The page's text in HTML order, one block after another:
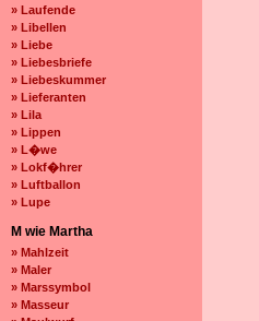
» Laufende
» Libellen
» Liebe
» Liebesbriefe
» Liebeskummer
» Lieferanten
» Lila
» Lippen
» L�we
» Lokf�hrer
» Luftballon
» Lupe
M wie Martha
» Mahlzeit
» Maler
» Marssymbol
» Masseur